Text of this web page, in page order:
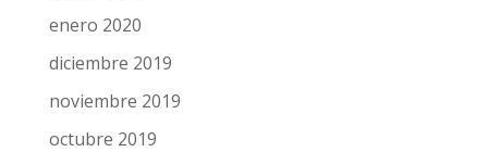
enero 2020
diciembre 2019
noviembre 2019
octubre 2019